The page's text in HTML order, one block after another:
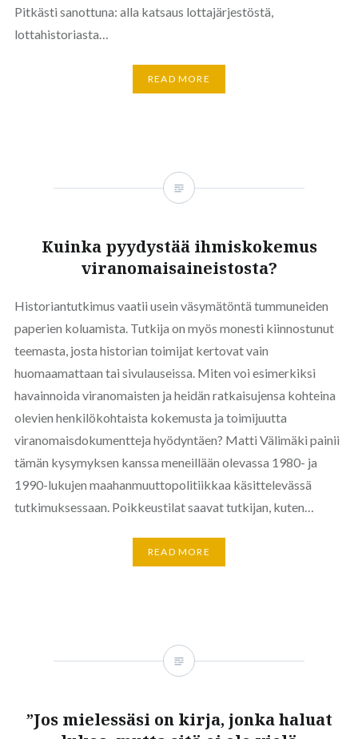
Pitkästi sanottuna: alla katsaus lottajärjestöstä,
lottahistoriasta…
READ MORE
Kuinka pyydystää ihmiskokemus
viranomaisaineistosta?
Historiantutkimus vaatii usein väsymätöntä tummuneiden
paperien koluamista. Tutkija on myös monesti kiinnostunut
teemasta, josta historian toimijat kertovat vain
huomaamattaan tai sivulauseissa. Miten voi esimerkiksi
havainnoida viranomaisten ja heidän ratkaisujensa kohteina
olevien henkilökohtaista kokemusta ja toimijuutta
viranomaisdokumentteja hyödyntäen? Matti Välimäki painii
tämän kysymyksen kanssa meneillään olevassa 1980- ja
1990-lukujen maahanmuuttopolitiikkaa käsittelevässä
tutkimuksessaan. Poikkeustilat saavat tutkijan, kuten…
READ MORE
”Jos mielessäsi on kirja, jonka haluat